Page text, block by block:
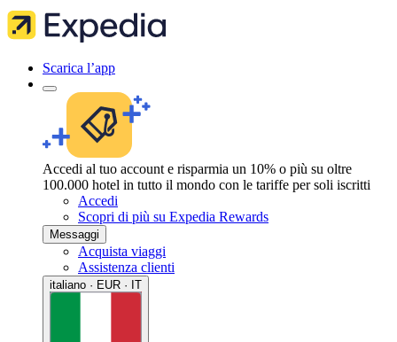
Scarica l’app
Accedi al tuo account e risparmia un 10% o più su oltre
100.000 hotel in tutto il mondo con le tariffe per soli iscritti
Accedi
Scopri di più su Expedia Rewards
Messaggi
Acquista viaggi
Assistenza clienti
italiano · EUR · IT